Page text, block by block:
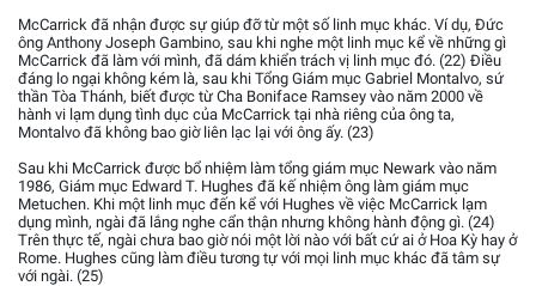
McCarrick đã nhận được sự giúp đỡ từ một số linh mục khác. Ví dụ, Đức
ông Anthony Joseph Gambino, sau khi nghe một linh mục kể về những gì
McCarrick đã làm với mình, đã dám khiển trách vị linh mục đó. (22) Điều
đáng lo ngại không kém là, sau khi Tổng Giám mục Gabriel Montalvo, sứ
thần Tòa Thánh, biết được từ Cha Boniface Ramsey vào năm 2000 về
hành vi lạm dụng tình dục của McCarrick tại nhà riêng của ông ta,
Montalvo đã không bao giờ liên lạc lại với ông ấy. (23)
Sau khi McCarrick được bổ nhiệm làm tổng giám mục Newark vào năm
1986, Giám mục Edward T. Hughes đã kế nhiệm ông làm giám mục
Metuchen. Khi một linh mục đến kể với Hughes về việc McCarrick lạm
dụng mình, ngài đã lắng nghe cẩn thận nhưng không hành động gì. (24)
Trên thực tế, ngài chưa bao giờ nói một lời nào với bất cứ ai ở Hoa Kỳ hay ở
Rome. Hughes cũng làm điều tương tự với mọi linh mục khác đã tâm sự
với ngài. (25)